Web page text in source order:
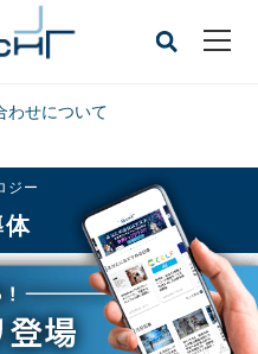
わせについて
ジー
体
が誕生 - CypressとSpansionが経営統